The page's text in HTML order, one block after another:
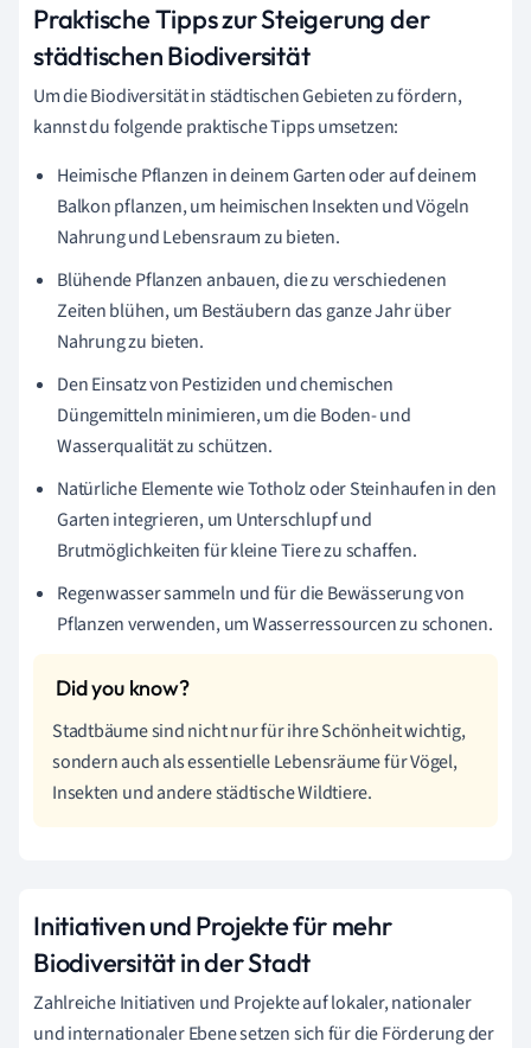
Praktische Tipps zur Steigerung der
städtischen Biodiversität
Um die Biodiversität in städtischen Gebieten zu fördern,
kannst du folgende praktische Tipps umsetzen:
Heimische Pflanzen in deinem Garten oder auf deinem
Balkon pflanzen, um heimischen Insekten und Vögeln
Nahrung und Lebensraum zu bieten.
Blühende Pflanzen anbauen, die zu verschiedenen
Zeiten blühen, um Bestäubern das ganze Jahr über
Nahrung zu bieten.
Den Einsatz von Pestiziden und chemischen
Düngemitteln minimieren, um die Boden- und
Wasserqualität zu schützen.
Natürliche Elemente wie Totholz oder Steinhaufen in den
Garten integrieren, um Unterschlupf und
Brutmöglichkeiten für kleine Tiere zu schaffen.
Regenwasser sammeln und für die Bewässerung von
Pflanzen verwenden, um Wasserressourcen zu schonen.
Stadtbäume sind nicht nur für ihre Schönheit wichtig,
sondern auch als essentielle Lebensräume für Vögel,
Insekten und andere städtische Wildtiere.
Initiativen und Projekte für mehr
Biodiversität in der Stadt
Zahlreiche Initiativen und Projekte auf lokaler, nationaler
und internationaler Ebene setzen sich für die Förderung der